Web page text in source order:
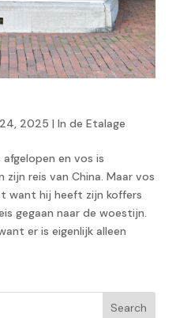
2025 | In de Etalage
afgelopen en vos is
reis van China. Maar vos
want hij heeft zijn koffers
gegaan naar de woestijn.
er is eigenlijk alleen
Search